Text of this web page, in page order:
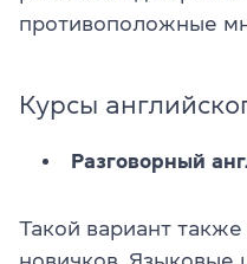
противоположные
Курсы
Разговорный
Такой вариант